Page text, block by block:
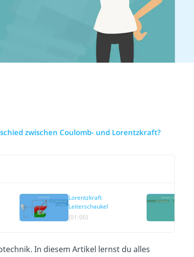
zwischen Coulomb- und Lorentzkraft?
Lorentzkraft
Leiterschaukel
(01:00)
In diesem Artikel lernst du alles